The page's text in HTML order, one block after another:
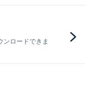
ンロードできま